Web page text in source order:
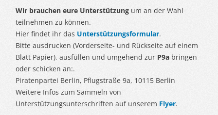
Wir brauchen eure Unterstützung um an der Wahl
teilnehmen zu können.
Hier findet ihr das Unterstützungsformular.
Bitte ausdrucken (Vorderseite- und Rückseite auf einem
Blatt Papier), ausfüllen und umgehend zur P9a bringen
oder schicken an:.
Piratenpartei Berlin, Pflugstraße 9a, 10115 Berlin
Weitere Infos zum Sammeln von
Unterstützungsunterschriften auf unserem Flyer.